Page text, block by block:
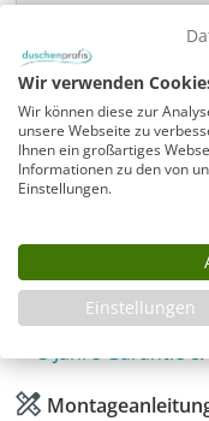
Produkt
Fragen zum Artikel
Planungshilfe
3 Jahre Garantie
Wir verwenden
Wir können diese zur
unsere Webseite zu
Ihnen ein großartiges
Informationen zu den von
Einstellungen.
Einstellungen